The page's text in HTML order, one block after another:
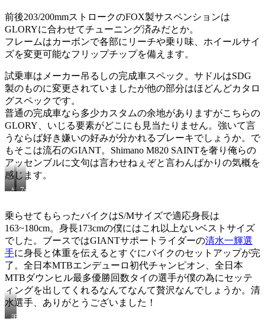
ち
ろ
ん
カ
シ
コ
ー
ト
マ
エ
ス
ト
ロ
前後203/200mmストロークのFOX製サスペンションは
GLORYに合わせてチューニング済みだとか。
フレームはカーボンで各部にリーチや乗り味、ホイールサイ
ズを変更可能なフリップチップを備えます。
試乗車はメーカー吊るしの完成車スペック。サドルはSDG
製のものに変更されていましたが他の部分はほどんどカタロ
グスペックです。
普通の完成車なら多少カスタムの余地がありますがこちらの
GLORY、いじる要素がどこにも見当たりません。強いて言
うならば好き嫌いの好みが分かれるブレーキでしょうか。で
もそこは流石のGIANT。Shimano M820 SAINTを奢り俺らの
アッセンブルに文句は言わせねぇぞと言わんばかりの気概を
感じます。
当
ダ
ブ
ル
ク
ラ
ウ
ン
で
す
7s
用
ド
ラ
イ
ブ
ト
レ
イ
ン
シ
乗らせてもらったバイクはS/Mサイズで適応身長は
163~180cm。身長173cmの僕にはこれ以上ないベストサイズ
でした。ブースではGIANTサポートライダーの清水一輝選
手に身長と体重を伝えるとすぐにバイクのセットアップが完
了。全日本MTBエンデューロ初代チャンピオン、全日本
MTBダウンヒル最多優勝回数タイの選手が僕の為にセッテ
ィングを出してくれるなんてなんて贅沢なんでしょうか。清
水選手、ありがとうございました！
手